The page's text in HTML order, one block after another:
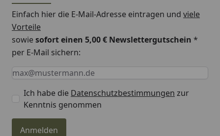
Einfach hier die E-Mail-Adresse eintragen und viele
Vorteile
sowiesofort einen 5,00 € Newslettergutschein *
per E-Mail sichern:
Keine Eingabe erforderlich
Eingabe erforderlich
E-Mail *
Ich habe die Datenschutzbestimmungen zur
Kenntnis genommen
Anmelden